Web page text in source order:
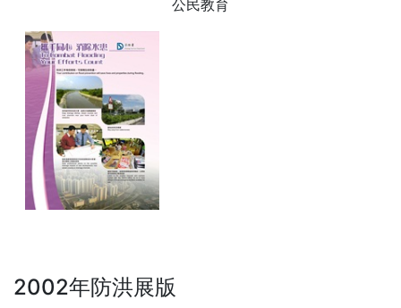
公民教育
2002年防洪展版